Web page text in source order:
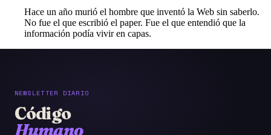
Hace un año murió el hombre que inventó la Web sin saberlo.
No fue el que escribió el paper. Fue el que entendió que la
información podía vivir en capas.
NEWSLETTER DIARIO
Código
Humano